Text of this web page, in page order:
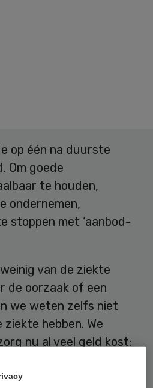
op één na duurste
Om goede
te houden,
ondernemen,
stoppen met ‘aanbod-
van de ziekte
de oorzaak of een
we weten zelfs niet
ziekte hebben. We
nu al veel geld kost:
komt daar de